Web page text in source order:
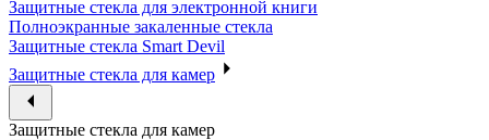
Защитные стекла для электронной книги
Полноэкранные закаленные стекла
Защитные стекла Smart Devil
Защитные стекла для камер
Защитные стекла для камер